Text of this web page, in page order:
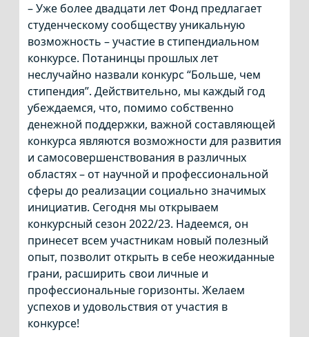
– Уже более двадцати лет Фонд предлагает
студенческому сообществу уникальную
возможность – участие в стипендиальном
конкурсе. Потанинцы прошлых лет
неслучайно назвали конкурс “Больше, чем
стипендия”. Действительно, мы каждый год
убеждаемся, что, помимо собственно
денежной поддержки, важной составляющей
конкурса являются возможности для развития
и самосовершенствования в различных
областях – от научной и профессиональной
сферы до реализации социально значимых
инициатив. Сегодня мы открываем
конкурсный сезон 2022/23. Надеемся, он
принесет всем участникам новый полезный
опыт, позволит открыть в себе неожиданные
грани, расширить свои личные и
профессиональные горизонты. Желаем
успехов и удовольствия от участия в
конкурсе!